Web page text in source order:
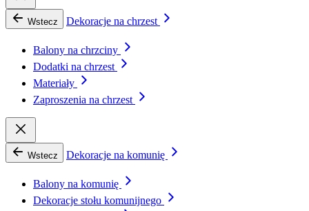
Wstecz Dekoracje na chrzest
Balony na chrzciny
Dodatki na chrzest
Materiały
Zaproszenia na chrzest
Wstecz Dekoracje na komunię
Balony na komunię
Dekoracje stołu komunijnego